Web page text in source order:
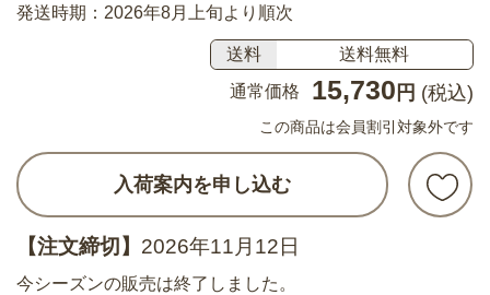
発送時期：2026年8月上旬より順次
送料
送料無料
通常価格
15,730 円 (税込)
この商品は会員割引対象外です
入荷案内を申し込む
【注文締切】 2026年11月12日
今シーズンの販売は終了しました。